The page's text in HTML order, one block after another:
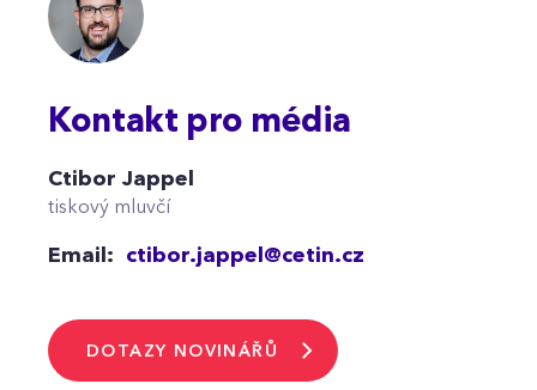
Kontakt pro média
Ctibor Jappel
tiskový mluvčí
Email: ctibor.jappel@cetin.cz
DOTAZY NOVINÁŘŮ